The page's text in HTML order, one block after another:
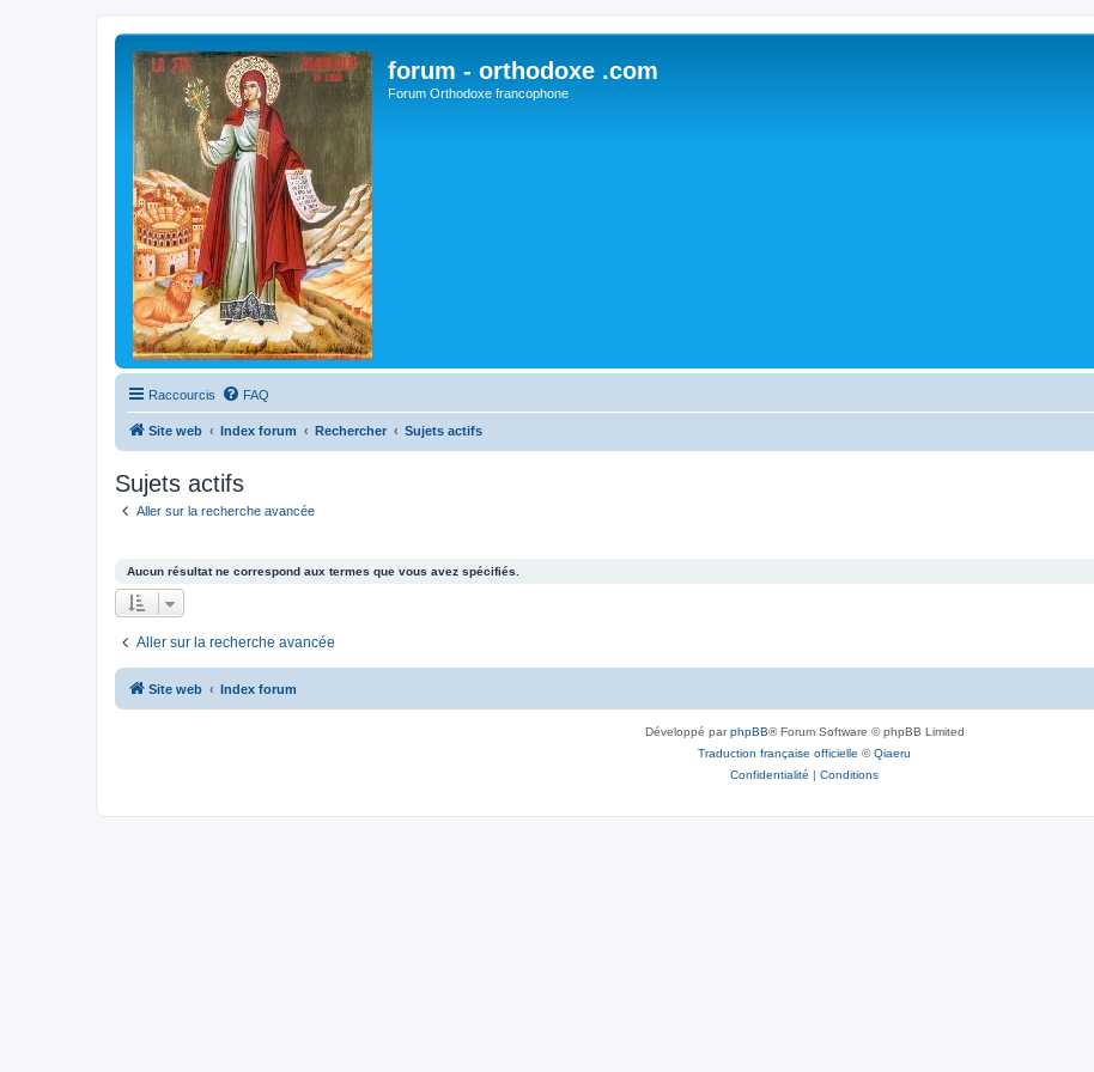
forum - orthodoxe .com
Forum Orthodoxe francophone
Raccourcis FAQ
Site web Index forum Rechercher Sujets actifs
Sujets actifs
Aller sur la recherche avancée
Aucun résultat ne correspond aux termes que vous avez spécifiés.
Aller sur la recherche avancée
Site web Index forum
Développé parphpBB® Forum Software © phpBB Limited
Traduction française officielle ©Qiaeru
Confidentialité | Conditions